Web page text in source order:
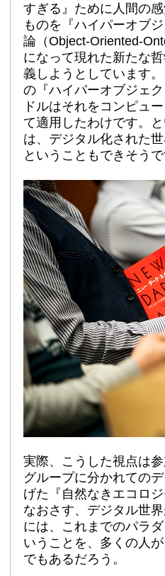
すぎる』ために人間の
ものを『ハイパーオブ
論（Object-Oriented-
になって現れた新たな
義しようとしています
の『ハイパーオブジェ
ドルはそれをコンピュ
て適用したわけです。
は、デジタル化された
ということもできそうで
実際、こうした視点は
グループに分かれての
げた『自然なきエコロ
なおさす、デジタル世
には、これまでのパラ
いうことを、多くの人
でもあるだろう。